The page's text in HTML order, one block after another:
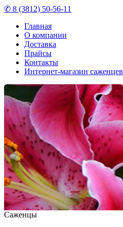
✆ 8 (3812) 50-56-11
Главная
О компании
Доставка
Прайсы
Контакты
Интернет-магазин саженцев
Саженцы